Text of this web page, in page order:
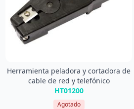
Herramienta peladora y cortadora de
cable de red y telefónico
HT01200
Agotado